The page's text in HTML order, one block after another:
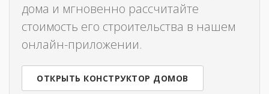
дома и мгновенно рассчитайте
стоимость его строительства в нашем
онлайн-приложении.
ОТКРЫТЬ КОНСТРУКТОР ДОМОВ